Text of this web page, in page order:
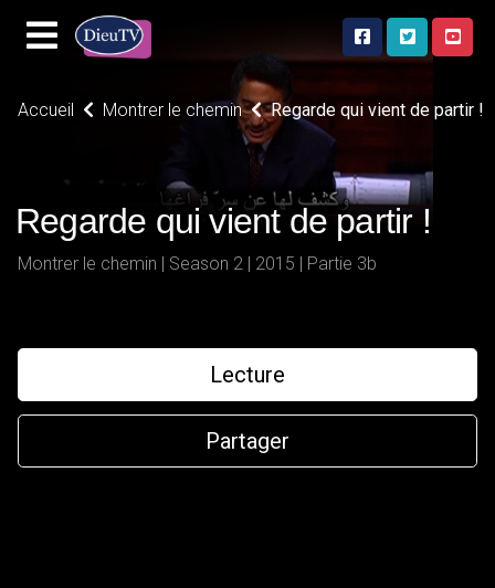
Accueil Montrer le chemin Regarde qui vient de partir !
Regarde qui vient de partir !
Montrer le chemin | Season 2 | 2015 | Partie 3b
Lecture
Partager